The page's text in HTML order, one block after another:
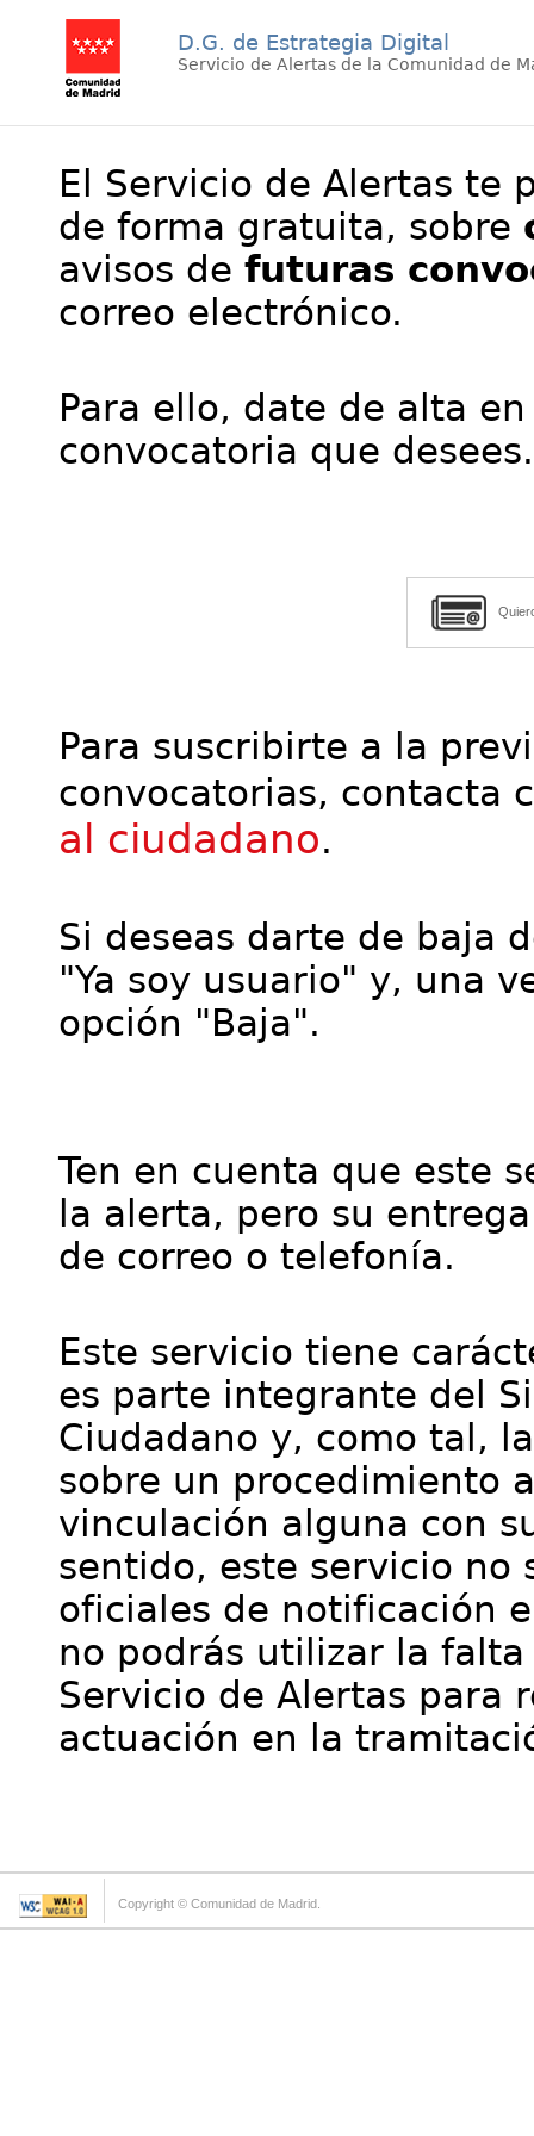
D.G. de Estrategia Digital
Servicio de Alertas de la Comunidad de
El Servicio de Alertas te
de forma gratuita, sobre
avisos de futuras
correo electrónico.
Para ello, date de alta
convocatoria que desees.
Para suscribirte a la
convocatorias, contacta
al ciudadano.
Si deseas darte de baja
"Ya soy usuario" y, una
opción "Baja".
Ten en cuenta que este
la alerta, pero su
de correo o telefonía.
Este servicio tiene
es parte integrante del
Ciudadano y, como tal,
sobre un procedimiento
vinculación alguna con
sentido, este servicio no
oficiales de notificación
no podrás utilizar la
Servicio de Alertas para
actuación en la
Copyright © Comunidad de Madrid.